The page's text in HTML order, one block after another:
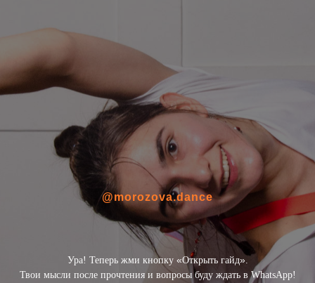
@morozova.dance
Ура! Теперь жми кнопку «Открыть гайд».
Твои мысли после прочтения и вопросы буду ждать в WhatsApp!